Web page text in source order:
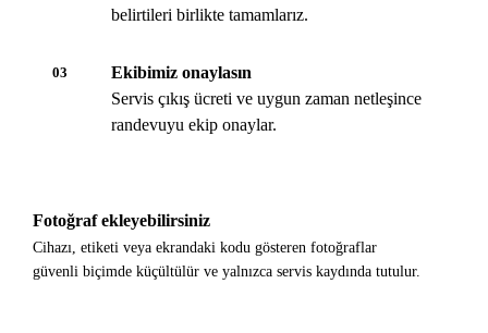
belirtileri birlikte tamamlarız.
03
Ekibimiz onaylasın
Servis çıkış ücreti ve uygun zaman netleşince
randevuyu ekip onaylar.
Fotoğraf ekleyebilirsiniz
Cihazı, etiketi veya ekrandaki kodu gösteren fotoğraflar
güvenli biçimde küçültülür ve yalnızca servis kaydında tutulur.